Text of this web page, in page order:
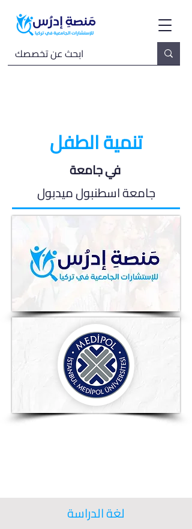
تنمية الطفل
في جامعة
جامعة اسطنبول ميدبول
لغة الدراسة